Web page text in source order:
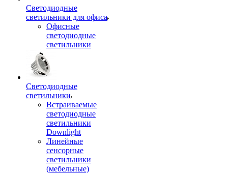
Светодиодные
светильники для офиса
Офисные
светодиодные
светильники
Светодиодные
светильники
Встраиваемые
светодиодные
светильники
Downlight
Линейные
сенсорные
светильники
(мебельные)